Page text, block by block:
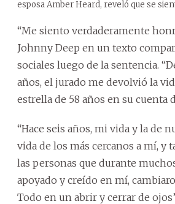
esposa Amber Heard, reveló que se
“Me siento verdaderamente
Johnny Deep en un texto
sociales luego de la sentencia.
años, el jurado me devolvió la
estrella de 58 años en su cuenta
“Hace seis años, mi vida y la de
vida de los más cercanos a mí, y
las personas que durante
apoyado y creído en mí,
Todo en un abrir y cerrar de